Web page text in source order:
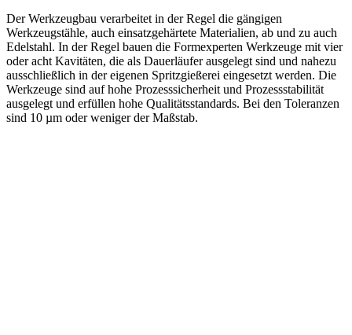
Der Werkzeugbau verarbeitet in der Regel die gängigen
Werkzeugstähle, auch einsatzgehärtete Materialien, ab und zu auch
Edelstahl. In der Regel bauen die Formexperten Werkzeuge mit vier
oder acht Kavitäten, die als Dauerläufer ausgelegt sind und nahezu
ausschließlich in der eigenen Spritzgießerei eingesetzt werden. Die
Werkzeuge sind auf hohe Prozesssicherheit und Prozessstabilität
ausgelegt und erfüllen hohe Qualitätsstandards. Bei den Toleranzen
sind 10 µm oder weniger der Maßstab.